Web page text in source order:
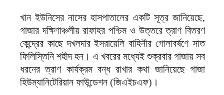
খান ইউনিসের নাসের হাসপাতালের একটি সূত্র জানিয়েছে,
গাজার দক্ষিণাঞ্চলীয় রাফাহর পশ্চিম ও উত্তরে ত্রাণ বিতরণ
কেন্দ্রের কাছে দখলদার ইসরায়েলি বাহিনীর গোলাবর্ষণে সাত
ফিলিস্তিনি শহীদ হন। এ খবরের মধ্যেই শুক্রবার গাজায় সব
ধরনের ত্রাণ কার্যক্রম বন্ধ রাখার কথা জানিয়েছে গাজা
হিউম্যানিটেরিয়ান ফাউন্ডেশন (জিএইচএফ)।